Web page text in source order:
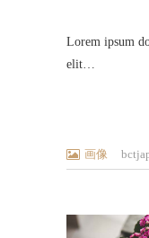
Lorem ipsum
elit…
画像